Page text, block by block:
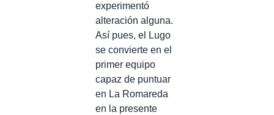
experimentó
alteración alguna.
Así pues, el Lugo
se convierte en el
primer equipo
capaz de puntuar
en La Romareda
en la presente